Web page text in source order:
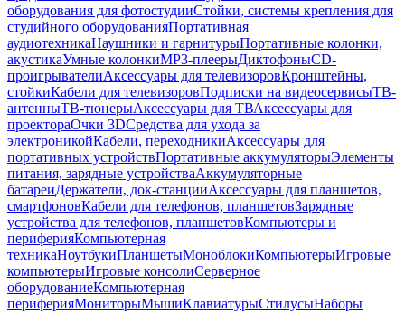
оборудования для фотостудииСтойки, системы крепления для
студийного оборудованияПортативная
аудиотехникаНаушники и гарнитурыПортативные колонки,
акустикаУмные колонкиMP3-плеерыДиктофоныCD-
проигрывателиАксессуары для телевизоровКронштейны,
стойкиКабели для телевизоровПодписки на видеосервисыТВ-
антенныТВ-тюнерыАксессуары для ТВАксессуары для
проектораОчки 3DСредства для ухода за
электроникойКабели, переходникиАксессуары для
портативных устройствПортативные аккумуляторыЭлементы
питания, зарядные устройстваАккумуляторные
батареиДержатели, док-станцииАксессуары для планшетов,
смартфоновКабели для телефонов, планшетовЗарядные
устройства для телефонов, планшетовКомпьютеры и
периферияКомпьютерная
техникаНоутбукиПланшетыМоноблокиКомпьютерыИгровые
компьютерыИгровые консолиСерверное
оборудованиеКомпьютерная
периферияМониторыМышиКлавиатурыСтилусыНаборы